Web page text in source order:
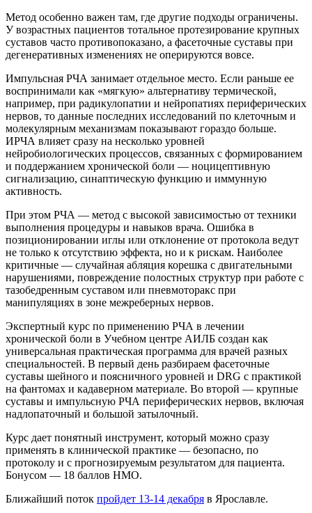
Метод особенно важен там, где другие подходы ограничены.
У возрастных пациентов тотальное протезирование крупных
суставов часто противопоказано, а фасеточные суставы при
дегенеративных изменениях не оперируются вовсе.
Импульсная РЧА занимает отдельное место. Если раньше ее
воспринимали как «мягкую» альтернативу термической,
например, при радикулопатии и нейропатиях периферических
нервов, то данные последних исследований по клеточным и
молекулярным механизмам показывают гораздо больше.
ИРЧА влияет сразу на несколько уровней
нейробиологических процессов, связанных с формированием
и поддержанием хронической боли — ноцицептивную
сигнализацию, синаптическую функцию и иммунную
активность.
При этом РЧА — метод с высокой зависимостью от техники
выполнения процедуры и навыков врача. Ошибка в
позиционировании иглы или отклонение от протокола ведут
не только к отсутствию эффекта, но и к рискам. Наиболее
критичные — случайная абляция корешка с двигательными
нарушениями, повреждение полостных структур при работе с
тазобедренным суставом или пневмоторакс при
манипуляциях в зоне межреберных нервов.
Экспертный курс по применению РЧА в лечении
хронической боли в Учебном центре АИЛБ создан как
универсальная практическая программа для врачей разных
специальностей. В первый день разбираем фасеточные
суставы шейного и поясничного уровней и DRG с практикой
на фантомах и кадаверном материале. Во второй — крупные
суставы и импульсную РЧА периферических нервов, включая
надлопаточный и большой затылочный.
Курс дает понятный инструмент, который можно сразу
применять в клинической практике — безопасно, по
протоколу и с прогнозируемым результатом для пациента.
Бонусом — 18 баллов НМО.
Ближайший поток пройдет 13-14 декабря в Ярославле.